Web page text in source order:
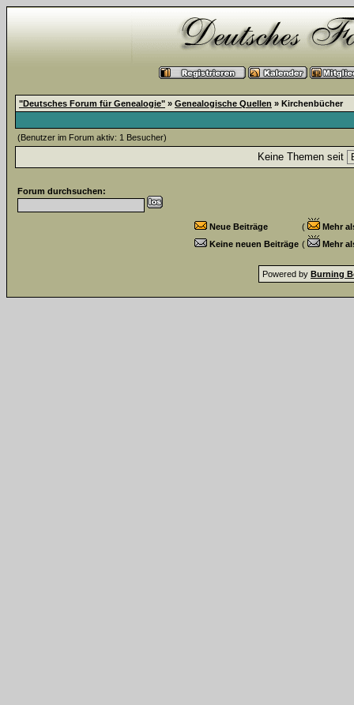
"Deutsches Forum für Genealogie" » Genealogische Quellen » Kirchenbücher
(Benutzer im Forum aktiv: 1 Besucher)
Keine Themen seit
Forum durchsuchen:
Neue Beiträge (
Mehr
Keine neuen Beiträge ( Mehr
Powered by Burning